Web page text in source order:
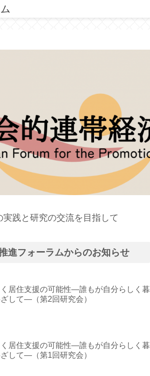
践と研究の交流を目指して
進フォーラムからのお知らせ
く居住支援の可能性―誰もが自分らしく暮
して―（第2回研究会）
く居住支援の可能性―誰もが自分らしく暮
して―（第1回研究会）